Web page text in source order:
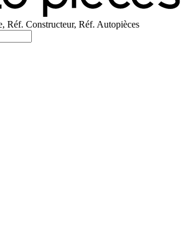
Réf. Constructeur, Réf. Autopièces